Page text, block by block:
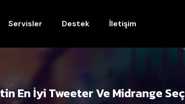
Servisler Destek İletişim
En İyi Tweeter Ve Midrange